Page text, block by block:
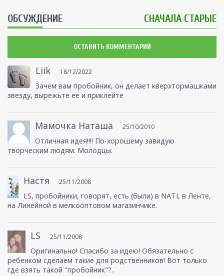
ОБСУЖДЕНИЕ СНАЧАЛА СТАРЫЕ
ОСТАВИТЬ КОММЕНТАРИЙ
Liik 18/12/2022
Зачем вам пробойник, он делает кверхтормашками
звезду, вырежьте ее и приклейте
Мамочка Наташа 25/10/2010
Отличная идея!!!! По-хорошему завидую
творческим людям. Молодцы.
Настя 25/11/2008
LS, пробойники, говорят, есть (были) в NATI, в Ленте,
на Линейной в мелкооптовом магазинчике.
LS 25/11/2008
Оригинально! Спасибо за идею! Обязательно с
ребенком сделаем такие для родственников! Вот только
где взять такой "пробойник"?..